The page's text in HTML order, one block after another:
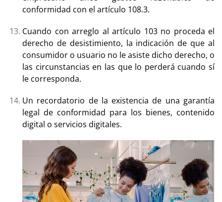
conformidad con el artículo 108.3.
Cuando con arreglo al artículo 103 no proceda el
derecho de desistimiento, la indicación de que al
consumidor o usuario no le asiste dicho derecho, o
las circunstancias en las que lo perderá cuando sí
le corresponda.
Un recordatorio de la existencia de una garantía
legal de conformidad para los bienes, contenido
digital o servicios digitales.